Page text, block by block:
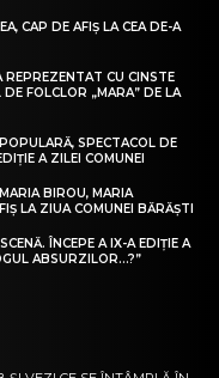
CAP DE AFIȘ LA CEA DE-A
REPREZENTAT CU CINSTE
FOLCLOR „MARA” DE LA
SPECTACOL DE
A ZILEI COMUNEI
BIROU, MARIA
LA ZIUA COMUNEI BĂRĂȘTI
ÎNCEPE A IX-A EDIȚIE A
ABSURZILOR…?”